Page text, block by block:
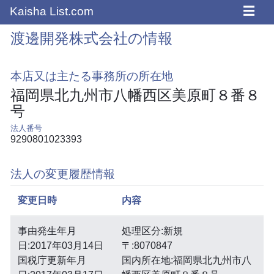
Kaisha List.com ☰
渡邊開発株式会社の情報
本店又は主たる事務所の所在地
福岡県北九州市八幡西区美原町８番８
号
法人番号
9290801023393
法人の変更履歴情報
変更日時 内容
事由発生年月
日:2017年03月14日
国税庁更新年月
処理区分:新規
〒:8070847
国内所在地:福岡県北九州市八